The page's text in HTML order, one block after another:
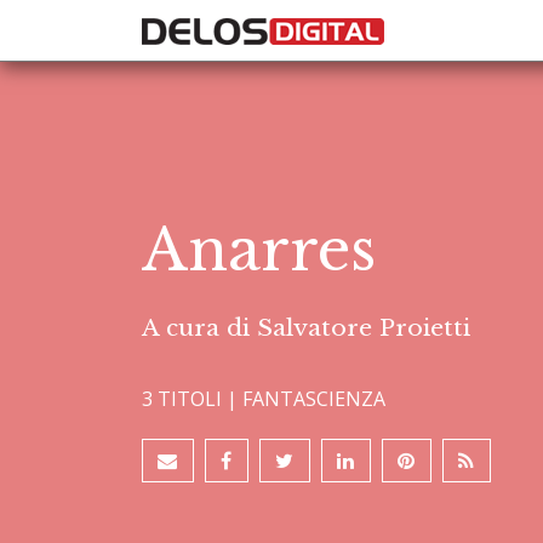
Anarres
A cura di Salvatore Proietti
3 TITOLI | FANTASCIENZA